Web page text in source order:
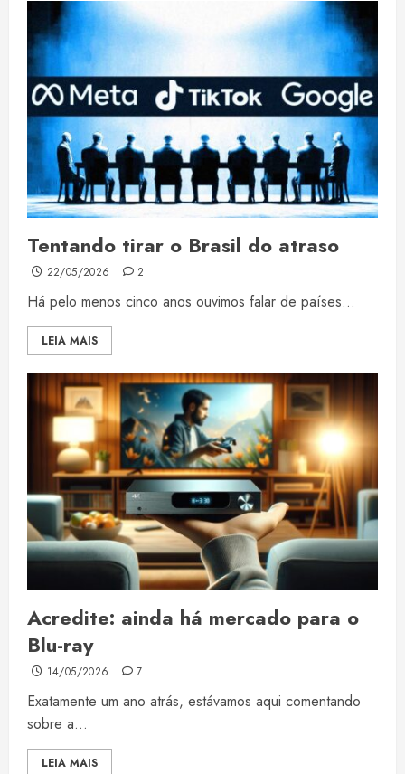
Tentando tirar o Brasil do atraso
22/05/2026 2
Há pelo menos cinco anos ouvimos falar de países...
LEIA MAIS
Acredite: ainda há mercado para o
Blu-ray
14/05/2026 7
Exatamente um ano atrás, estávamos aqui comentando
sobre a...
LEIA MAIS